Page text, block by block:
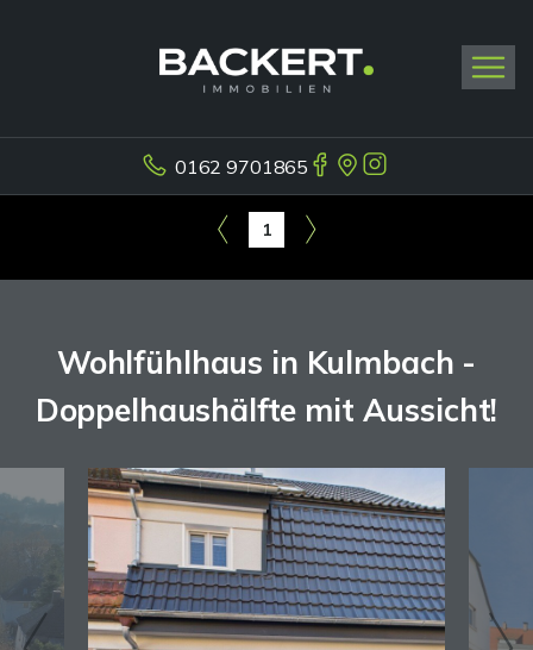
0162 9701865
1
Wohlfühlhaus in Kulmbach -
Doppelhaushälfte mit Aussicht!